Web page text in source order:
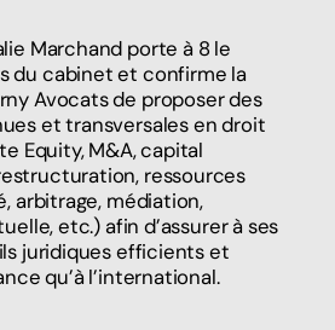
Marchand porte à 8 le
du cabinet et confirme la
Avocats de proposer des
et transversales en droit
Equity, M&A, capital
ressources
arbitrage, médiation,
etc.) afin d’assurer à ses
juridiques efficients et
qu’à l’international.